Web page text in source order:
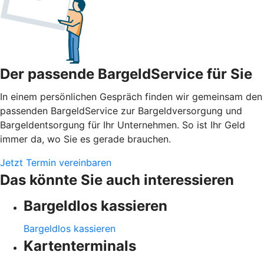
Der passende BargeldService für Sie
In einem persönlichen Gespräch finden wir gemeinsam den
passenden BargeldService zur Bargeldversorgung und
Bargeldentsorgung für Ihr Unternehmen. So ist Ihr Geld
immer da, wo Sie es gerade brauchen.
Jetzt Termin vereinbaren
Das könnte Sie auch interessieren
Bargeldlos kassieren
Bargeldlos kassieren
Kartenterminals